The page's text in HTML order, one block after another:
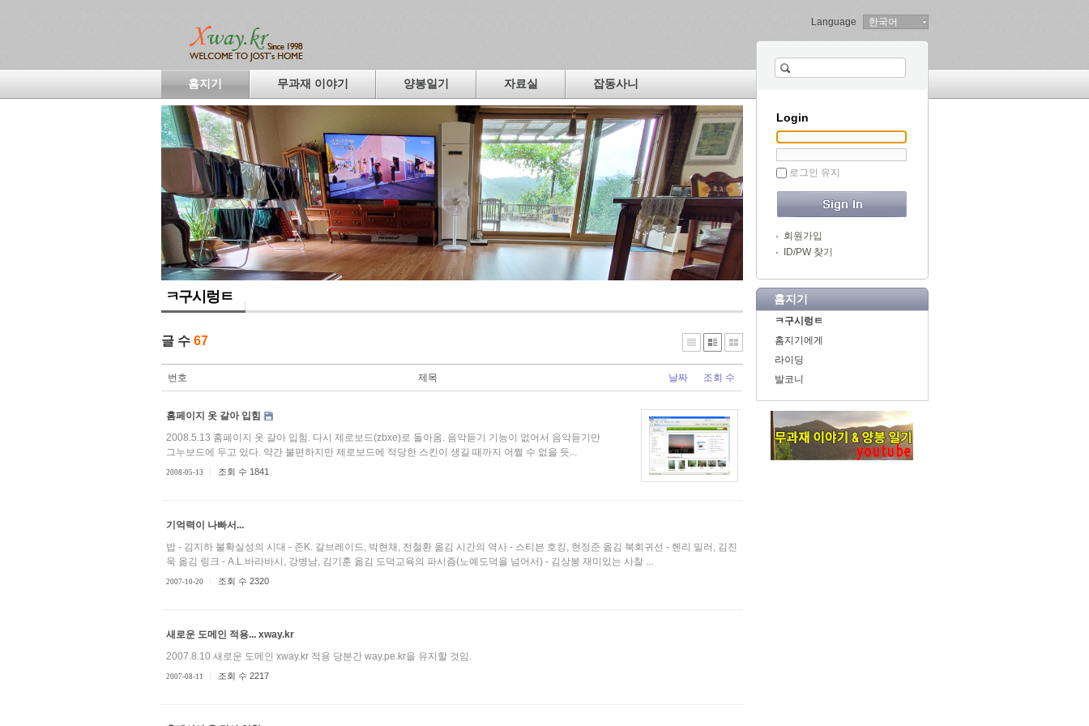
Language 한국어
홈지기 무과재 이야기 양봉일기 자료실 잡동사니
Login
로그인 유지
회원가입
ID/PW 찾기
홈지기
ㅋ구시렁ㅌ
홈지기에게
라이딩
발코니
ㅋ구시렁ㅌ
글 수 67
번호 제목 날짜 조회 수
홈페이지 옷 갈아 입힘
2008.5.13 홈페이지 옷 갈아 입힘. 다시 제로보드(zbxe)로 돌아옴. 음악듣기 기능이 없어서 음악듣기만
그누보드에 두고 있다. 약간 불편하지만 제로보드에 적당한 스킨이 생길 때까지 어쩔 수 없을 듯...
2008-05-13 조회 수 1841
기억력이 나빠서...
밥 - 김지하 불확실성의 시대 - 존K. 갈브레이드, 박현채, 전철환 옮김 시간의 역사 - 스티븐 호킹, 현정준 옮김 북회귀선 - 헨리 밀러, 김진
욱 옮김 링크 - A.L.바라바시, 강병남, 김기훈 옮김 도덕교육의 파시즘(노예도덕을 넘어서) - 김상봉 재미있는 사찰 ...
2007-10-20 조회 수 2320
새로운 도메인 적용... xway.kr
2007.8.10 새로운 도메인 xway.kr 적용 당분간 way.pe.kr을 유지할 것임.
2007-08-11 조회 수 2217